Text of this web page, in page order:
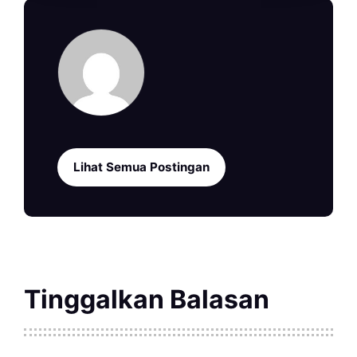
Lihat Semua Postingan
Tinggalkan Balasan